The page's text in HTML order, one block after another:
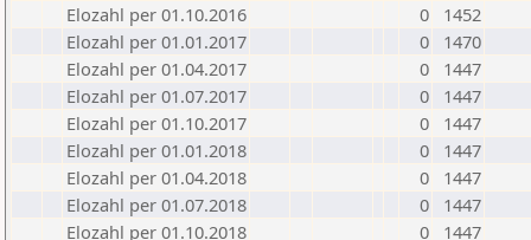
Elozahl per 01.10.2016
0
1452
Elozahl per 01.01.2017
0
1470
Elozahl per 01.04.2017
0
1447
Elozahl per 01.07.2017
0
1447
Elozahl per 01.10.2017
0
1447
Elozahl per 01.01.2018
0
1447
Elozahl per 01.04.2018
0
1447
Elozahl per 01.07.2018
0
1447
Elozahl per 01.10.2018
0
1447